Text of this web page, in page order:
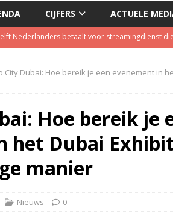
CIJFERS ACTUELE
Nederlanders betaalt voor streamingdienst
Miljuschka Witzenhausen wil wel naast Mattie
sluiten deal over makerscontent)
gratis streamingkanalen )
City Dubai: Hoe bereik je een evenement in
Hoe bereik je
het Dubai
manier
Nieuws 0